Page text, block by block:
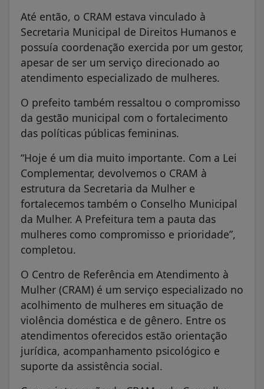
Até então, o CRAM estava vinculado à
Secretaria Municipal de Direitos Humanos e
possuía coordenação exercida por um gestor,
apesar de ser um serviço direcionado ao
atendimento especializado de mulheres.
O prefeito também ressaltou o compromisso
da gestão municipal com o fortalecimento
das políticas públicas femininas.
“Hoje é um dia muito importante. Com a Lei
Complementar, devolvemos o CRAM à
estrutura da Secretaria da Mulher e
fortalecemos também o Conselho Municipal
da Mulher. A Prefeitura tem a pauta das
mulheres como compromisso e prioridade”,
completou.
O Centro de Referência em Atendimento à
Mulher (CRAM) é um serviço especializado no
acolhimento de mulheres em situação de
violência doméstica e de gênero. Entre os
atendimentos oferecidos estão orientação
jurídica, acompanhamento psicológico e
suporte da assistência social.